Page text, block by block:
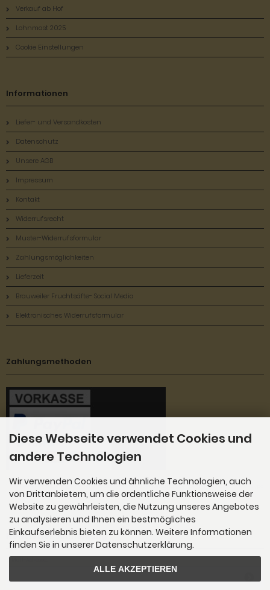
Verkauf ab Hof
Lohnmost 2025
Cookie Einstellungen
Informationen
Liefer- und Versandkosten
Datenschutz
Unsere AGB
Impressum
Kontakt
Widerrufsrecht
Muster-Widerrufsformular
Zahlungsmöglichkeiten
Lieferzeit
Brauweiler Fruchtsäfte- Social Media
Elektronisches Widerrufsformular
Zahlungsmethoden
''Ihre Bestellung können Sie bei uns per Vorkasse Überweisung oder per Paypal bezahlen. Paypa
l bietet Ihnen auch die Möglichkeit mit Kreditkarte, Google Pay und Apple Pay zu bezahlen.
Newsletter-Anmeldung
E-Mail-Adresse:
Diese Webseite verwendet Cookies und
andere Technologien
Wir verwenden Cookies und ähnliche Technologien, auch
von Drittanbietern, um die ordentliche Funktionsweise der
Website zu gewährleisten, die Nutzung unseres Angebotes
zu analysieren und Ihnen ein bestmögliches
Einkaufserlebnis bieten zu können. Weitere Informationen
finden Sie in unserer Datenschutzerklärung.
ALLE AKZEPTIEREN